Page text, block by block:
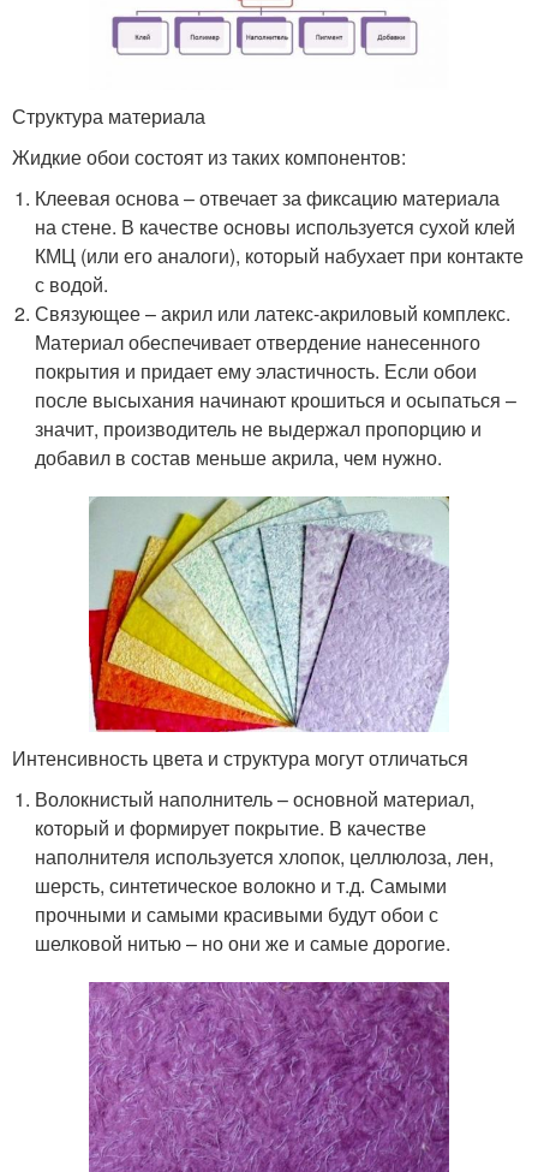
Структура материала
Жидкие обои состоят из таких компонентов:
Клеевая основа – отвечает за фиксацию материала
на стене. В качестве основы используется сухой клей
КМЦ (или его аналоги), который набухает при контакте
с водой.
Связующее – акрил или латекс-акриловый комплекс.
Материал обеспечивает отвердение нанесенного
покрытия и придает ему эластичность. Если обои
после высыхания начинают крошиться и осыпаться –
значит, производитель не выдержал пропорцию и
добавил в состав меньше акрила, чем нужно.
Интенсивность цвета и структура могут отличаться
Волокнистый наполнитель – основной материал,
который и формирует покрытие. В качестве
наполнителя используется хлопок, целлюлоза, лен,
шерсть, синтетическое волокно и т.д. Самыми
прочными и самыми красивыми будут обои с
шелковой нитью – но они же и самые дорогие.